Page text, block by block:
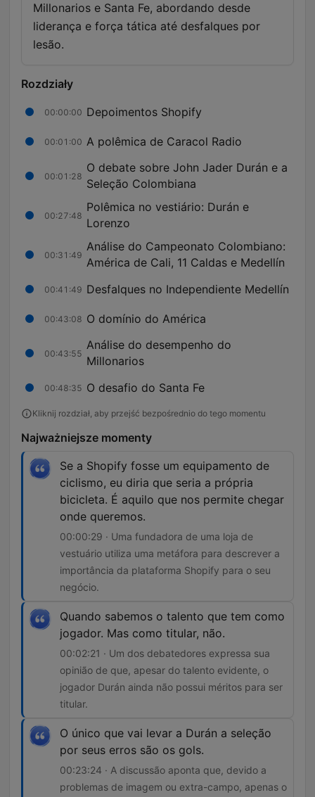
Millonarios e Santa Fe, abordando desde
liderança e força tática até desfalques por
lesão.
Rozdziały
00:00:00 Depoimentos Shopify
00:01:00 A polêmica de Caracol Radio
00:01:28
O debate sobre John Jader Durán e a
Seleção Colombiana
00:27:48
Polêmica no vestiário: Durán e
Lorenzo
00:31:49
Análise do Campeonato Colombiano:
América de Cali, 11 Caldas e Medellín
00:41:49 Desfalques no Independiente Medellín
00:43:08 O domínio do América
00:43:55
Análise do desempenho do
Millonarios
00:48:35 O desafio do Santa Fe
Kliknij rozdział, aby przejść bezpośrednio do tego momentu
Najważniejsze momenty
Se a Shopify fosse um equipamento de
ciclismo, eu diria que seria a própria
bicicleta. É aquilo que nos permite chegar
onde queremos.
00:00:29 · Uma fundadora de uma loja de
vestuário utiliza uma metáfora para descrever a
importância da plataforma Shopify para o seu
negócio.
Quando sabemos o talento que tem como
jogador. Mas como titular, não.
00:02:21 · Um dos debatedores expressa sua
opinião de que, apesar do talento evidente, o
jogador Durán ainda não possui méritos para ser
titular.
O único que vai levar a Durán a seleção
por seus erros são os gols.
00:23:24 · A discussão aponta que, devido a
problemas de imagem ou extra-campo, apenas o